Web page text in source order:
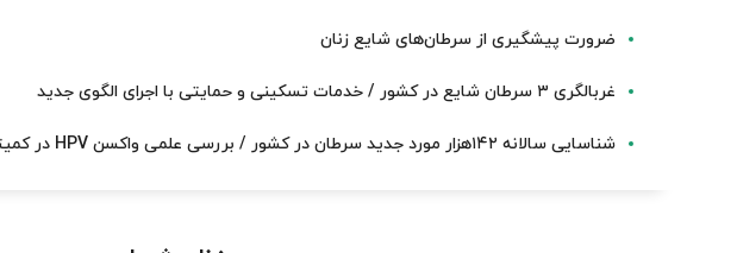
ضرورت پیشگیری از سرطان‌های شایع زنان
غربالگری ۳ سرطان شایع در کشور / خدمات تسکینی و حمایتی با اجرای الگوی جدید
شناسایی سالانه ۱۴۲هزار مورد جدید سرطان در کشور / بررسی علمی واکسن HPV در کمیته ملی